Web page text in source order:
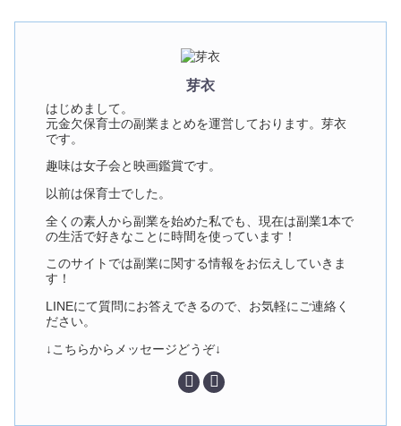
芽衣
はじめまして。
元金欠保育士の副業まとめを運営しております。芽衣
です。
趣味は女子会と映画鑑賞です。
以前は保育士でした。
全くの素人から副業を始めた私でも、現在は副業1本で
の生活で好きなことに時間を使っています！
このサイトでは副業に関する情報をお伝えしていきま
す！
LINEにて質問にお答えできるので、お気軽にご連絡く
ださい。
↓こちらからメッセージどうぞ↓